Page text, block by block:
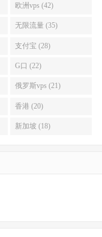
欧洲vps (42)
无限流量 (35)
支付宝 (28)
G口 (22)
俄罗斯vps (21)
香港 (20)
新加坡 (18)